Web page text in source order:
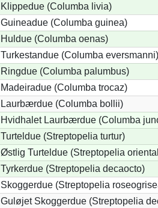
Klippedue (Columba livia)
Guineadue (Columba guinea)
Huldue (Columba oenas)
Turkestandue (Columba eversmanni)
Ringdue (Columba palumbus)
Madeiradue (Columba trocaz)
Laurbærdue (Columba bollii)
Hvidhalet Laurbærdue (Columba
Turteldue (Streptopelia turtur)
Østlig Turteldue (Streptopelia
Tyrkerdue (Streptopelia decaocto)
Skoggerdue (Streptopelia
Guløjet Skoggerdue (Streptopelia